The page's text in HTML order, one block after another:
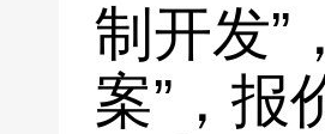
制开发”
案”，报